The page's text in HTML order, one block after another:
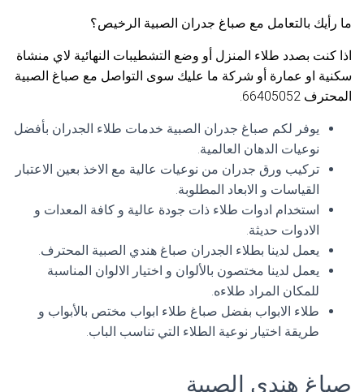
ما رأيك بالتعامل مع صباغ جدران الصبية الرخيص؟
اذا كنت بصدد طلاء المنزل أو وضع التشطيبات النهائية لاي منشاة
سكنية او عمارة أو شركة ما عليك سوى التواصل مع صباغ الصبية
المحترف 66405052.
يوفر لكم صباغ جدران الصبية خدمات طلاء الجدران بأفضل
نوعيات الدهان العالمية.
تركيب ورق جدران من نوعيات عالية مع الاخذ بعين الاعتبار
القياسات و الابعاد المطلوبة.
استخدام ادوات طلاء ذات جودة عالية و كافة المعدات و
الادوات حديثة.
يعمل لدينا بطلاء الجدران صباغ هندي الصبية المحترف.
يعمل لدينا مختصون بالألوان و اختيار الالوان المناسبة
للمكان المراد طلاءه.
طلاء الابواب بفضل صباغ طلاء ابواب مختص بالأبواب و
طريقة اختيار نوعية الطلاء التي تناسب الباب.
صباغ هندي الصبية